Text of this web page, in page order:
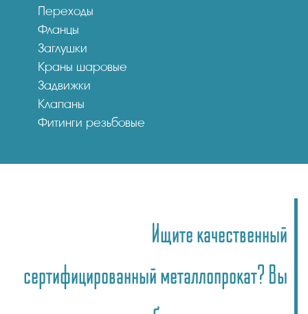
Переходы
Фланцы
Заглушки
Краны шаровые
Задвижки
Клапаны
Фитинги резьбовые
Ищите качественный
сертифицированный металлопрокат? Вы